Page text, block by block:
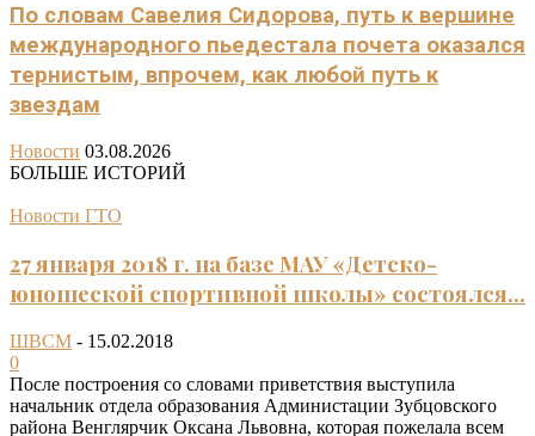
По словам Савелия Сидорова, путь к вершине
международного пьедестала почета оказался
тернистым, впрочем, как любой путь к
звездам
Новости 03.08.2026
БОЛЬШЕ ИСТОРИЙ
Новости ГТО
27 января 2018 г. на базе МАУ «Детско-
юношеской спортивной школы» состоялся...
ШВСМ - 15.02.2018
0
После построения со словами приветствия выступила
начальник отдела образования Администации Зубцовского
района Венглярчик Оксана Львовна, которая пожелала всем